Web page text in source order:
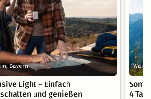
Bayern
Light – Einfach
und genießen
4